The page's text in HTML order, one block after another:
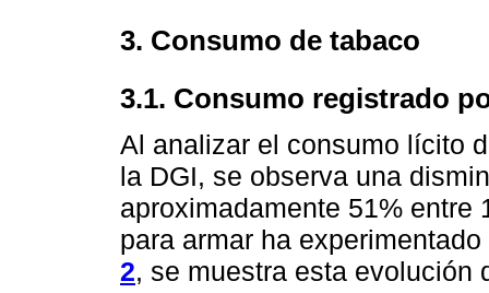
3. Consumo de tabaco
3.1. Consumo registrado
Al analizar el consumo lícito
la DGI, se observa una
aproximadamente 51% entre
para armar ha
2, se muestra esta evolución